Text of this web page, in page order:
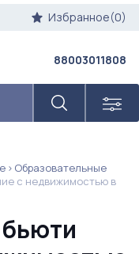
Избранное(0)
88003011808
Образовательные
с недвижимостью в